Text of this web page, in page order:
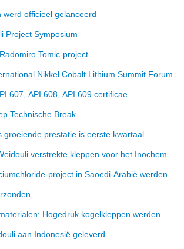
werd officieel gelanceerd
Project Symposium
Tomic-project
Nikkel Cobalt Lithium Summit Forum
607, API 608, API 609 certificae
Technische Break
groeiende prestatie is eerste kwartaal
verstrekte kleppen voor het Inochem
project in Saoedi-Arabië werden
Hogedruk kogelkleppen werden
aan Indonesië geleverd